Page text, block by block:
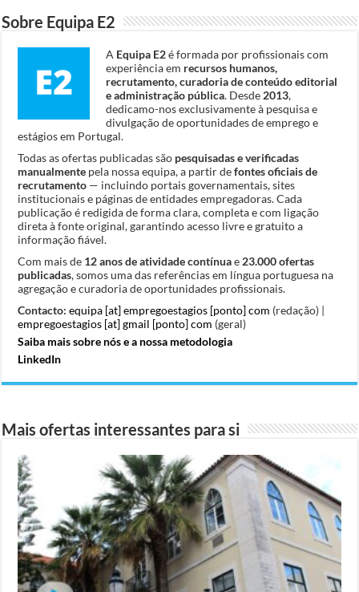
Sobre Equipa E2
A Equipa E2é formada por profissionais com
experiência em recursos humanos,
recrutamento, curadoria de conteúdo editorial
e administração pública. Desde 2013,
dedicamo-nos exclusivamente à pesquisa e
divulgação de oportunidades de emprego e
estágios em Portugal.
Todas as ofertas publicadas são pesquisadas e verificadas
manualmente pela nossa equipa, a partir defontes oficiais de
recrutamento — incluindo portais governamentais, sites
institucionais e páginas de entidades empregadoras. Cada
publicação é redigida de forma clara, completa e com ligação
direta à fonte original, garantindo acesso livre e gratuito a
informação fiável.
Com mais de 12 anos de atividade contínuae 23.000 ofertas
publicadas, somos uma das referências em língua portuguesa na
agregação e curadoria de oportunidades profissionais.
Contacto: equipa [at] empregoestagios [ponto] com (redação) |
empregoestagios [at] gmail [ponto] com (geral)
Saiba mais sobre nós e a nossa metodologia
LinkedIn
Mais ofertas interessantes para si